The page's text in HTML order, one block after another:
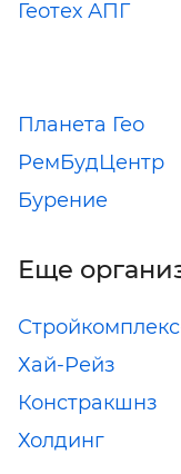
Геотех АПГ
Планета Гео
РемБудЦентр
Бурение
Еще
Хай-Рейз
Констракшнз
Холдинг